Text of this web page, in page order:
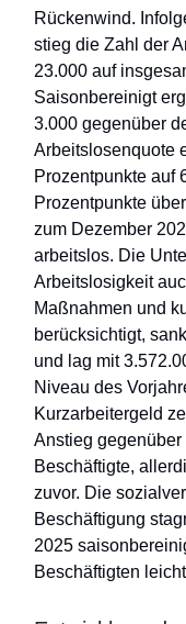
Rückenwind.
stieg die Zahl der
23.000 auf
Saisonbereinigt
3.000 gegenüber
Arbeitslosenquote
Prozentpunkte auf
Prozentpunkte
zum Dezember
arbeitslos. Die
Arbeitslosigkeit
Maßnahmen und
berücksichtigt,
und lag mit
Niveau des
Kurzarbeitergeld
Anstieg gegenüber
Beschäftigte,
zuvor. Die
Beschäftigung
2025
Beschäftigten